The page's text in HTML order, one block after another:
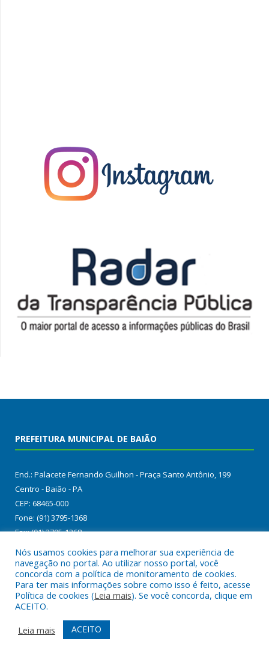
PREFEITURA MUNICIPAL DE BAIÃO
End.: Palacete Fernando Guilhon - Praça Santo Antônio, 199
Centro - Baião - PA
CEP: 68465-000
Fone: (91) 3795-1368
Fax: (91) 3795-1368
ascompmbbaiao@gmail.com
Horário de atendimento: 07:00 às 13:00 Horas de Segunda a
Sexta-Feira
ÚLTIMAS PUBLICAÇÕES
Nós usamos cookies para melhorar sua experiência de
navegação no portal. Ao utilizar nosso portal, você
concorda com a política de monitoramento de cookies.
Para ter mais informações sobre como isso é feito, acesse
Política de cookies (Leia mais). Se você concorda, clique em
ACEITO.
Leia mais
ACEITO